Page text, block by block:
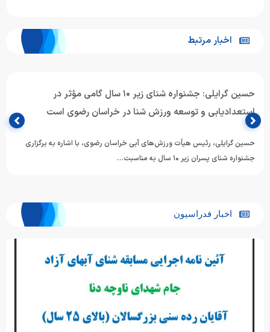
اخبار مرتبط
حسین گرایلی: جشنواره شنای زیر ۱۰ سال گامی مؤثر در
استعدادیابی و توسعه ورزش شنا در خراسان رضوی است
حسین گرایلی، رئیس هیأت ورزش‌های آبی خراسان رضوی، با اشاره به برگزاری
جشنواره شنای پسران زیر ۱۰ سال به مناسبت…
اخبار فدراسیون